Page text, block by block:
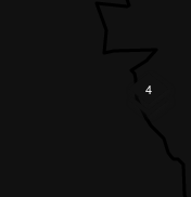
4